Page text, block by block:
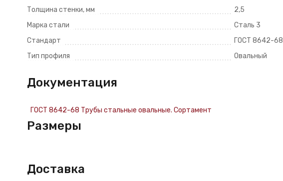
Толщина стенки, мм
2,5
Марка стали
Сталь 3
Стандарт
ГОСТ 8642-68
Тип профиля
Овальный
Документация
ГОСТ 8642-68 Трубы стальные овальные. Сортамент
Размеры
Доставка